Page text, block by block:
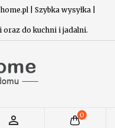
| Szybka wysyłka |
oraz do kuchni i jadalni.
 0